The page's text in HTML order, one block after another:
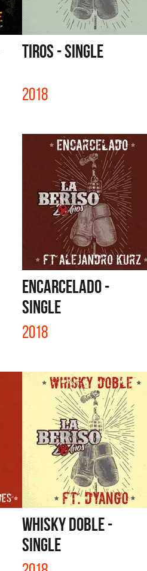
TIROS - SINGLE
2018
ENCARCELADO -
SINGLE
2018
WHISKY DOBLE -
SINGLE